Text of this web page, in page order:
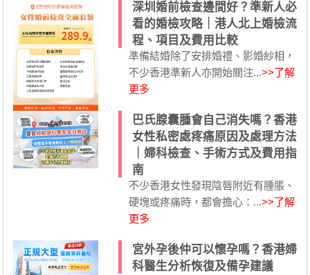
深圳婚前檢查邊間好？準新人必
看的婚檢攻略｜港人北上婚檢流
程、項目及費用比較
準備結婚除了安排婚禮、影婚紗相，
不少香港準新人亦開始關注...>>了解
更多
巴氏腺囊腫會自己消失嗎？香港
女性私密處疼痛原因及處理方法
｜婦科檢查、手術方式及費用指
南
不少香港女性發現陰唇附近有腫脹、
硬塊或疼痛時，都會擔心：...>>了解
更多
宮外孕後仲可以懷孕嗎？香港婦
科醫生分析恢復及備孕建議